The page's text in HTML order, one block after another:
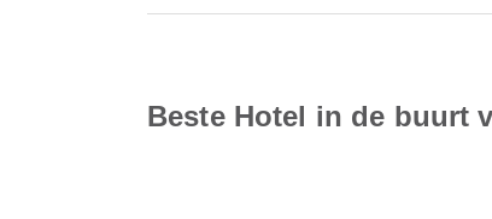
Beste Hotel in de buurt